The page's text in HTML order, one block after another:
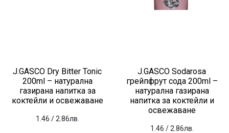
J.GASCO Dry Bitter Tonic
200ml – натурална
газирана напитка за
коктейли и освежаване
1.46 / 2.86лв.
J.GASCO Sodarosa
грейпфрут сода 200ml –
натурална газирана
напитка за коктейли и
освежаване
1.46 / 2.86лв.